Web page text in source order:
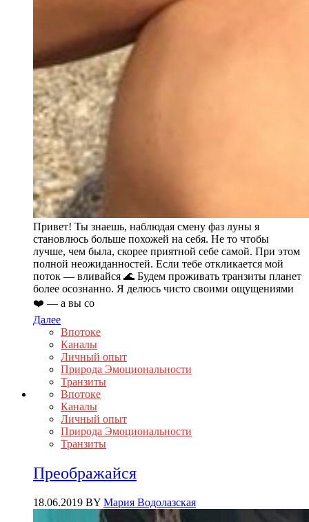
Привет! Ты знаешь, наблюдая смену фаз луны я
становлюсь больше похожей на себя. Не то чтобы
лучше, чем была, скорее приятной себе самой. При этом
полной неожиданностей. Если тебе откликается мой
поток — вливайся 🌊 Будем проживать транзиты планет
более осознанно. Я делюсь чисто своими ощущениями
❤️ — а вы со
Далее
Впотоке
Каналы
Личный опыт
Природа Эмоциональности
Транзиты
Впотоке
Каналы
Личный опыт
Природа Эмоциональности
Транзиты
Преображайся
18.06.2019 BY Мария Водолазская